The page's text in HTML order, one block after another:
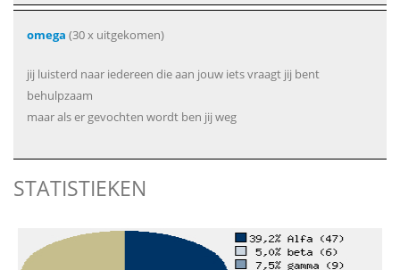
omega (30 x uitgekomen)
jij luisterd naar iedereen die aan jouw iets vraagt jij bent
behulpzaam
maar als er gevochten wordt ben jij weg
STATISTIEKEN